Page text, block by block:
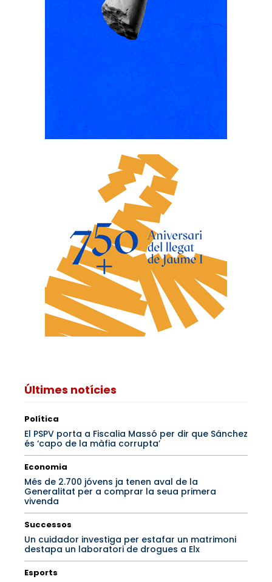
Últimes notícies
Política
El PSPV porta a Fiscalia Massó per dir que Sánchez
és ‘capo de la màfia corrupta’
Economia
Més de 2.700 jóvens ja tenen aval de la
Generalitat per a comprar la seua primera
vivenda
Successos
Un cuidador investiga per estafar un matrimoni
destapa un laboratori de drogues a Elx
Esports